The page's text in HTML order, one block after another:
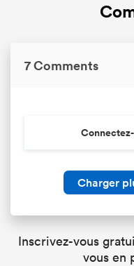
7 Comments
Charger
Inscrivez-vous
vous en